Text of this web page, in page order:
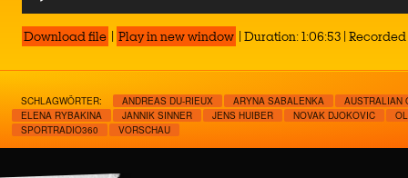
Player
Download file | Play in new window | Duration: 1:06:53 | Recorded
SCHLAGWÖRTER: ANDREAS DU-RIEUX ARYNA SABALENKA
AUSTRALIAN
ELENA RYBAKINA
JANNIK SINNER JENS HUIBER NOVAK DJOKOVIC
SPORTRADIO360
VORSCHAU